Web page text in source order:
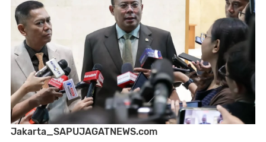
Jakarta_SAPUJAGATNEWS.com